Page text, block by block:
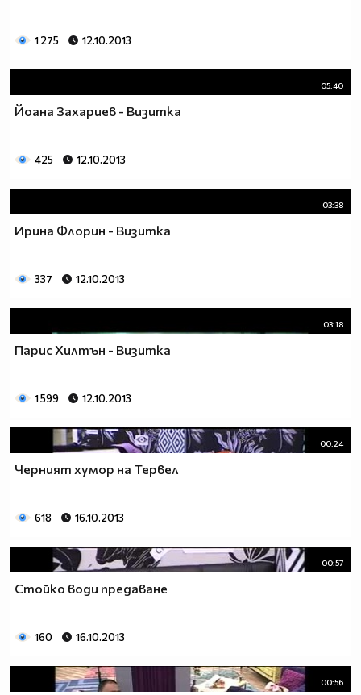
1 275 12.10.2013
05:40
Йоана Захариев - Визитка
425 12.10.2013
03:38
Ирина Флорин - Визитка
337 12.10.2013
03:18
Парис Хилтън - Визитка
1 599 12.10.2013
00:24
Черният хумор на Тервел
618 16.10.2013
00:57
Стойко води предаване
160 16.10.2013
00:56